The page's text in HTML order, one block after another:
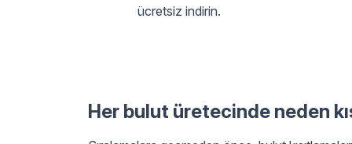
ücretsiz indirin.
Her bulut üretecinde neden